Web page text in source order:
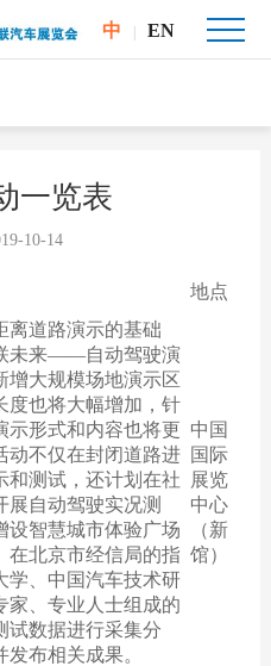
中 EN
一览表
10-14
地点
离道路演示的基础
未来——自动驾驶演
增大规模场地演示区
度也将大幅增加，针
示形式和内容也将更
动不仅在封闭道路进
和测试，还计划在社
展自动驾驶实况测
设智慧城市体验广场
在北京市经信局的指
学、中国汽车技术研
家、专业人士组成的
试数据进行采集分
布相关成果。
中国
国际
展览
中心
（新
馆）